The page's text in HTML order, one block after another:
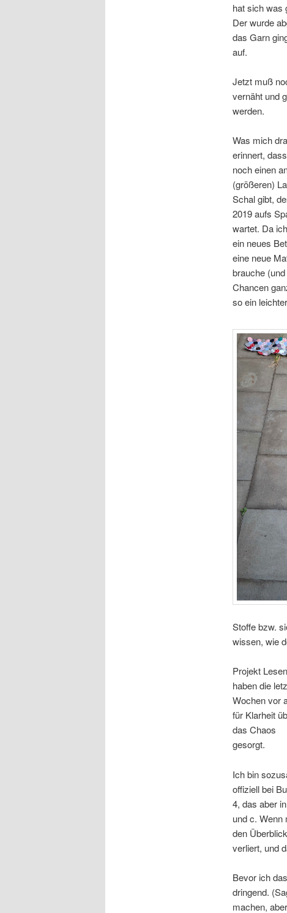
hat sich was
Der wurde
das Garn
auf.
Jetzt muß
vernäht und
werden.
Was mich
erinnert,
noch einen
(größeren)
Schal gibt,
2019 aufs
wartet. Da
ein neues
eine neue
brauche
Chancen
so ein
Stoffe bzw.
wissen, wie
Projekt Lesen
haben die
Wochen vor
für Klarheit
das Chaos
gesorgt.
Ich bin
offiziell bei
4, das aber
und c. Wenn
den Überblick
verliert, und
Bevor ich
dringend.
machen,